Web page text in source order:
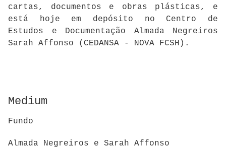
cartas, documentos e obras plásticas, e
está hoje em depósito no Centro de
Estudos e Documentação Almada Negreiros
Sarah Affonso (CEDANSA - NOVA FCSH).
Medium
Fundo
Almada Negreiros e Sarah Affonso